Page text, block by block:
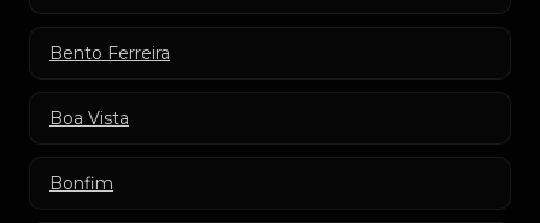
Bento Ferreira
Boa Vista
Bonfim